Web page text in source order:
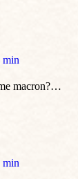
min
macron?…
min